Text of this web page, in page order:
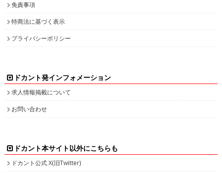
免責事項
特商法に基づく表示
プライバシーポリシー
ドカント発インフォメーション
求人情報掲載について
お問い合わせ
ドカント本サイト以外にこちらも
ドカント公式 X(旧Twitter)